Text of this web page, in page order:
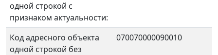
одной строкой с
признаком актуальности:
Код адресного объекта
одной строкой без
070070000090010